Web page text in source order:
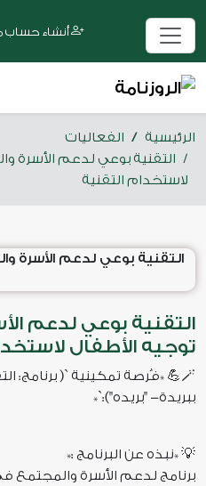
الرئيسية
الفعاليات
التقنية بوعي لدعم الأسرة
لاستخدام التقنية
التقنية بوعي لدعم
توجيه الأطفال
🪄💪 *فُرصة تمكينية `( برنامج:
ببريدة- "بريده"):`*
💡 *نبذه عن البرنامج :*
برنامج لدعم الأسرة والمجتمع